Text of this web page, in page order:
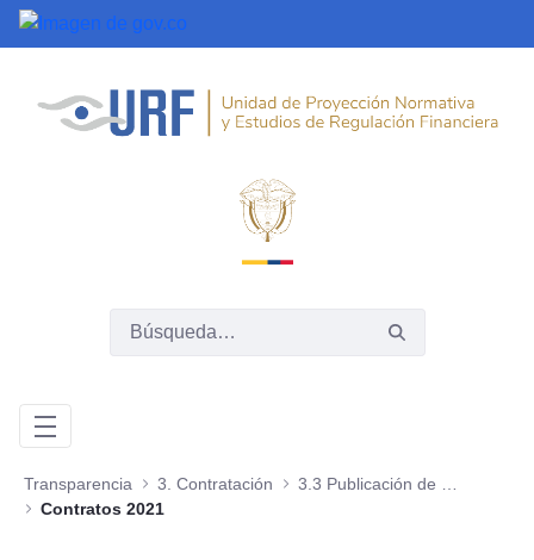
Saltar al contenido principal
Transparencia 3. Contratación
Contratos 2021